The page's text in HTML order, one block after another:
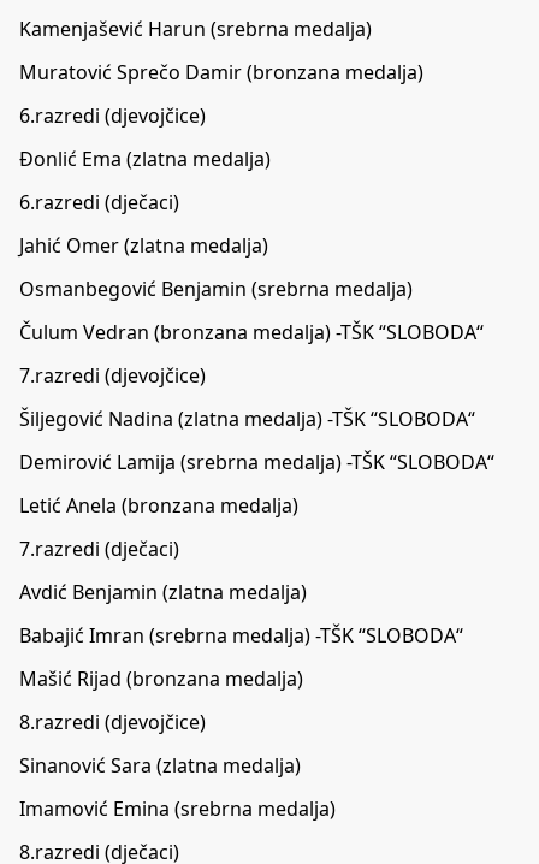
Kamenjašević Harun (srebrna medalja)
Muratović Sprečo Damir (bronzana medalja)
6.razredi (djevojčice)
Đonlić Ema (zlatna medalja)
6.razredi (dječaci)
Jahić Omer (zlatna medalja)
Osmanbegović Benjamin (srebrna medalja)
Čulum Vedran (bronzana medalja) -TŠK “SLOBODA“
7.razredi (djevojčice)
Šiljegović Nadina (zlatna medalja) -TŠK “SLOBODA“
Demirović Lamija (srebrna medalja) -TŠK “SLOBODA“
Letić Anela (bronzana medalja)
7.razredi (dječaci)
Avdić Benjamin (zlatna medalja)
Babajić Imran (srebrna medalja) -TŠK “SLOBODA“
Mašić Rijad (bronzana medalja)
8.razredi (djevojčice)
Sinanović Sara (zlatna medalja)
Imamović Emina (srebrna medalja)
8.razredi (dječaci)